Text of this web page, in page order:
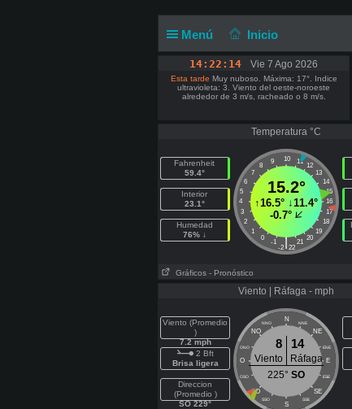
Menú Inicio
14:22:14 Vie 7 Ago 2026
Esta tarde Muy nuboso. Máxima: 17°. Indice
ultravioleta: 3. Viento del oeste-noroeste
alrededor de 3 m/s, racheado o 8 m/s.
Temperatura °C
Fahrenheit
59.4°
Interior
23.1°
Humedad
76% ↓
10
9 11
8
12
7
13
6
14
5
15
4
16
3
17
2
18
1
19
0
20
-1 21
|
-2 22
15.2°
↑16.5° ↓11.4°
-0.7°
Gráficos - Pronóstico
Viento | Ráfaga - mph
Viento (Promedio
)
7.2 mph
2 Bft
Brisa ligera
Direccion
(Promedio )
SO 229°
N
NNO NNE
NO NE
ONO ENE
O E
OSO ESE
SO SE
SSO SSE
S
8 14
Viento
Ráfaga
225° SO